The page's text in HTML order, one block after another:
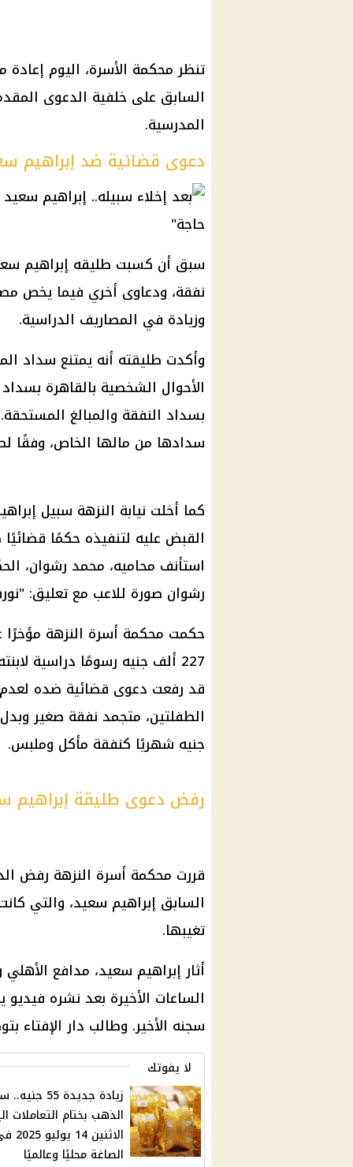
تنظر محكمة الأسرة، اليوم
السابق على خلفية الدعوى
المدرسية.
دعوى قضائية ضد إبراهيم
سبق أن كسبت طليقه إبراهيم
نفقة، ودعاوى أخري فيما يخص
وزيادة في المصاريف الدراسية.
وأكدت طليقته أنه يمتنع سداد
الأحوال الشخصية بالقاهرة
بسداد النفقة والمبالغ
سدادها من مالها الخاص، وفقًا
كما أخلت نيابة النزهة سبيل
القبض عليه لتنفيذه حكمًا
استأنف محاميه، محمد رشوان،
رشوان صورة للاعب مع تعليق:
حكمت محكمة أسرة النزهة
227 ألف جنيه رسومًا دراسية
جنيه شهريًا كنفقة مأكل وملبس.
رفض دعوى طليقة إبراهيم
قررت محكمة أسرة النزهة رفض
السابق إبراهيم سعيد، والتي
تغيبها.
أثار إبراهيم سعيد، مدافع
الساعات الأخيرة بعد نشره
سجنه الأخير. وطالب دار
لا يفوتك
زيادة جديدة 55
الذهب بختام التعاملات
الاثنين 14
الصاغة محليًا وعالميًا